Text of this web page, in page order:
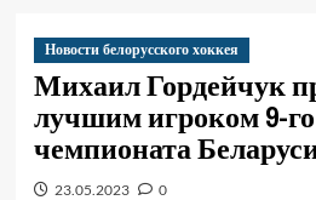
Новости белорусского хоккея
Михаил Гордейчук
лучшим игроком 9-
чемпионата
23.05.2023 0